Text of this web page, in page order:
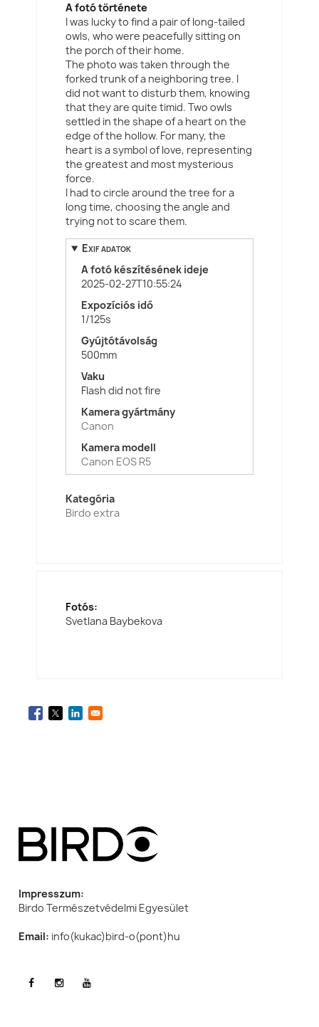
A fotó története
I was lucky to find a pair of long-tailed
owls, who were peacefully sitting on
the porch of their home.
The photo was taken through the
forked trunk of a neighboring tree. I
did not want to disturb them, knowing
that they are quite timid. Two owls
settled in the shape of a heart on the
edge of the hollow. For many, the
heart is a symbol of love, representing
the greatest and most mysterious
force.
I had to circle around the tree for a
long time, choosing the angle and
trying not to scare them.
Exif adatok
A fotó készítésének ideje
2025-02-27T10:55:24
Expozíciós idő
1/125s
Gyújtótávolság
500mm
Vaku
Flash did not fire
Kamera gyártmány
Canon
Kamera modell
Canon EOS R5
Kategória
Birdo extra
Fotós:
Svetlana Baybekova
Impresszum:
Birdo Természetvédelmi Egyesület
Email: info(kukac)bird-o(pont)hu